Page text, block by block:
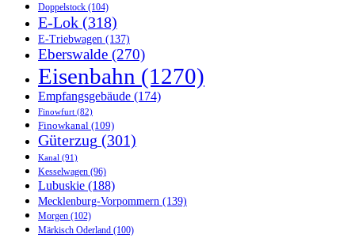
Doppelstock (104)
E-Lok (318)
E-Triebwagen (137)
Eberswalde (270)
Eisenbahn (1270)
Empfangsgebäude (174)
Finowfurt (82)
Finowkanal (109)
Güterzug (301)
Kanal (91)
Kesselwagen (96)
Lubuskie (188)
Mecklenburg-Vorpommern (139)
Morgen (102)
Märkisch Oderland (100)